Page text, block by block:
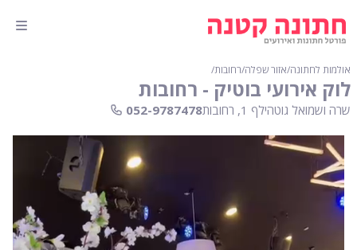
אולמות לחתונה∕אזור שפלה∕רחובות∕
לוק אירועי בוטיק - רחובות
שרה ושמואל גוטהילף 1, רחובות 052-9787478